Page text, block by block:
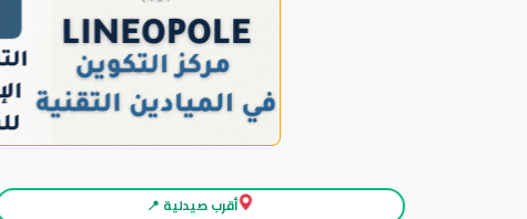
أقرب صيدلية 📍